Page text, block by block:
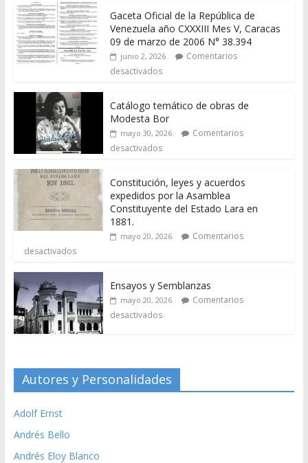
Gaceta Oficial de la República de
Venezuela año CXXXIII Mes V, Caracas
09 de marzo de 2006 N° 38.394
junio 2, 2026
Comentarios
desactivados
Catálogo temático de obras de
Modesta Bor
mayo 30, 2026
Comentarios
desactivados
Constitución, leyes y acuerdos
expedidos por la Asamblea
Constituyente del Estado Lara en
1881.
mayo 20, 2026
Comentarios
desactivados
Ensayos y Semblanzas
mayo 20, 2026
Comentarios
desactivados
Autores y Personalidades
Adolf Ernst
Andrés Bello
Andrés Eloy Blanco